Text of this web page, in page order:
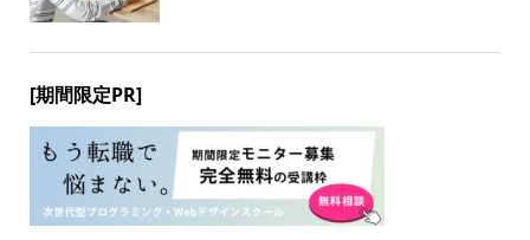
[期間限定PR]